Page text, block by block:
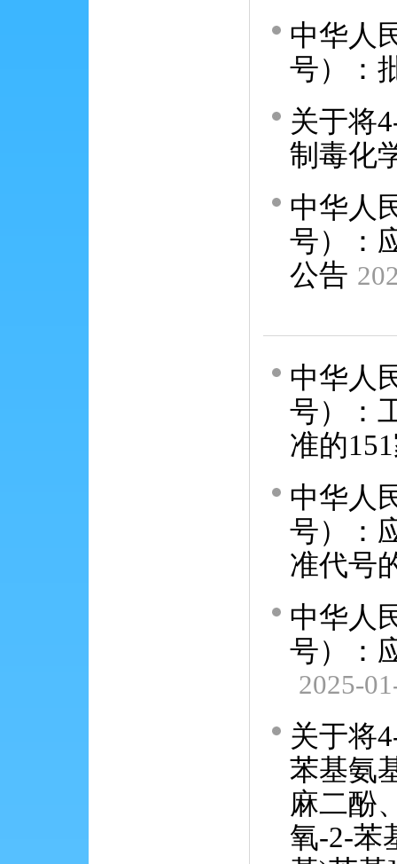
中华人
号）：
关于将
制毒化
中华人
号）：
公告
中华人
号）：
准的
中华人
号）：
准代号
中华人
号）：
2025-
关于将
苯基氨
麻二酚
氧-2-苯